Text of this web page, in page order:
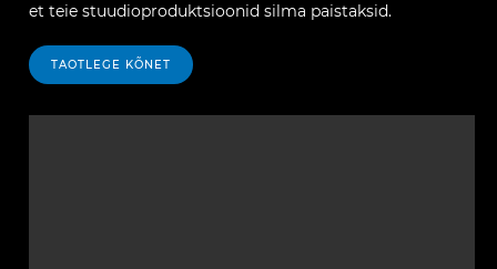
et teie stuudioproduktsioonid silma paistaksid.
TAOTLEGE KÕNET